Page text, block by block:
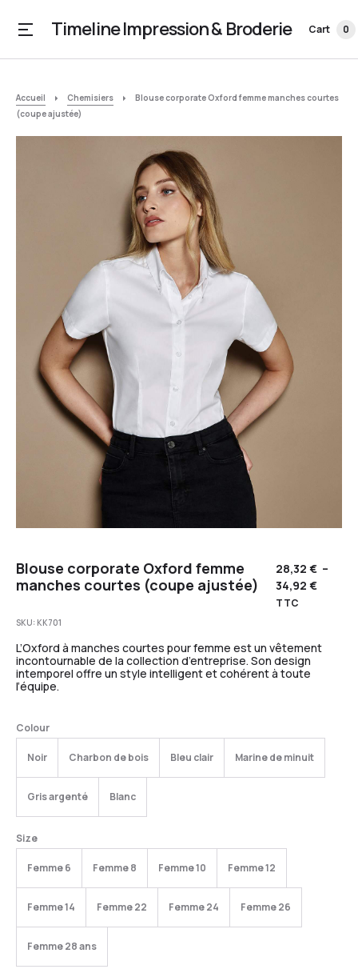
Timeline Impression & Broderie Cart 0
Accueil Chemisiers
Blouse corporate Oxford femme manches courtes
(coupe ajustée)
Blouse corporate Oxford femme
manches courtes (coupe ajustée)
28,32 € –
34,92 €
TTC
SKU: KK701
L’Oxford à manches courtes pour femme est un vêtement
incontournable de la collection d’entreprise. Son design
intemporel offre un style intelligent et cohérent à toute
l’équipe.
Colour
Noir Charbon de bois Bleu clair Marine de minuit
Gris argenté Blanc
Size
Femme 6 Femme 8 Femme 10 Femme 12
Femme 14 Femme 22 Femme 24 Femme 26
Femme 28 ans